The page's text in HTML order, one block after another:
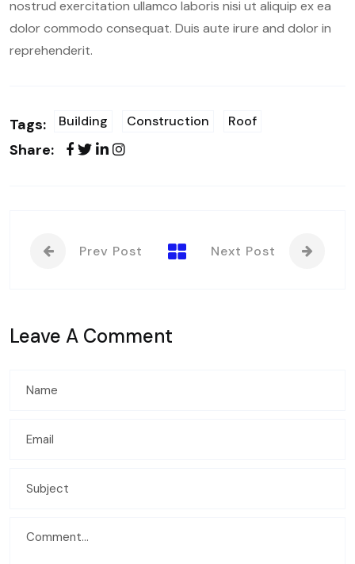
nostrud exercitation ullamco laboris nisi ut aliquip ex ea
dolor commodo consequat. Duis aute irure and dolor in
reprehenderit.
Tags: Building Construction Roof
Share:
Prev Post Next Post
Leave A Comment